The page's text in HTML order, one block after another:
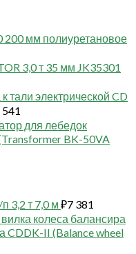
200 мм полиуретановое
3,0 т 35 мм JK35301
тали электрической CD
541
для лебедок
BK-50VA
3,2 т 7,0 м ₽7 381
колеса балансира
CDDK-II (Balance wheel